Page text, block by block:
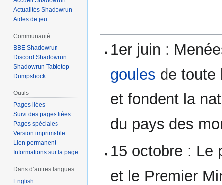
1er juin :
goules de toute
et fondent la
du pays des
15 octobre : Le
et le Premier
Actualités Shadowrun
Aides de jeu
Communauté
BBE Shadowrun
Discord Shadowrun
Shadowrun Tabletop
Dumpshock
Outils
Pages liées
Suivi des pages liées
Pages spéciales
Version imprimable
Lien permanent
Informations sur la page
Dans d’autres langues
English